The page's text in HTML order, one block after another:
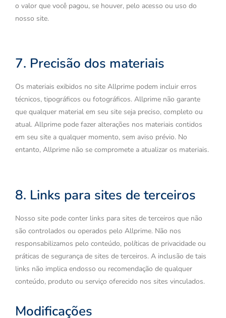
o valor que você pagou, se houver, pelo acesso ou uso do
nosso site.
7. Precisão dos materiais
Os materiais exibidos no site Allprime podem incluir erros
técnicos, tipográficos ou fotográficos. Allprime não garante
que qualquer material em seu site seja preciso, completo ou
atual. Allprime pode fazer alterações nos materiais contidos
em seu site a qualquer momento, sem aviso prévio. No
entanto, Allprime não se compromete a atualizar os materiais.
8. Links para sites de terceiros
Nosso site pode conter links para sites de terceiros que não
são controlados ou operados pelo Allprime. Não nos
responsabilizamos pelo conteúdo, políticas de privacidade ou
práticas de segurança de sites de terceiros. A inclusão de tais
links não implica endosso ou recomendação de qualquer
conteúdo, produto ou serviço oferecido nos sites vinculados.
Modificações